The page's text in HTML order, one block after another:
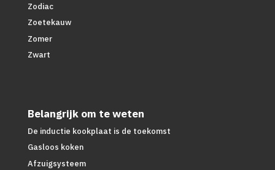
Zodiac
Zoetekauw
Zomer
Zwart
Belangrijk om te weten
De inductie kookplaat is de toekomst
Gasloos koken
Afzuigsysteem